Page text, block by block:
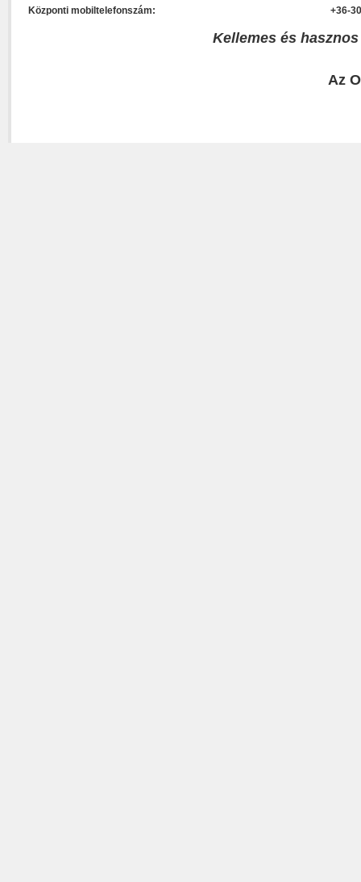
Központi mobiltelefonszám: +36-
Kellemes és
Az